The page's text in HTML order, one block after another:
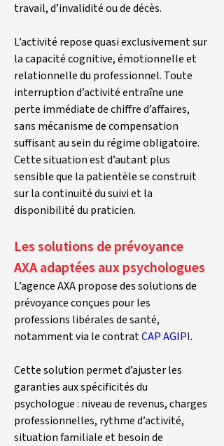
travail, d’invalidité ou de décès.
L’activité repose quasi exclusivement sur
la capacité cognitive, émotionnelle et
relationnelle du professionnel. Toute
interruption d’activité entraîne une
perte immédiate de chiffre d’affaires,
sans mécanisme de compensation
suffisant au sein du régime obligatoire.
Cette situation est d’autant plus
sensible que la patientèle se construit
sur la continuité du suivi et la
disponibilité du praticien.
Les solutions de prévoyance
AXA adaptées aux psychologues
L’agence AXA propose des solutions de
prévoyance conçues pour les
professions libérales de santé,
notamment via le contrat CAP AGIPI.
Cette solution permet d’ajuster les
garanties aux spécificités du
psychologue : niveau de revenus, charges
professionnelles, rythme d’activité,
situation familiale et besoin de